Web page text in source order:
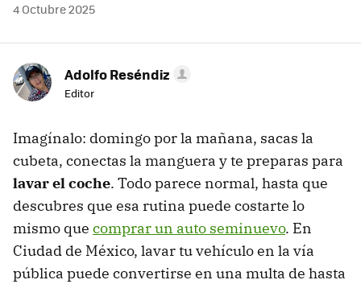
4 Octubre 2025
Adolfo Reséndiz
Editor
Imagínalo: domingo por la mañana, sacas la
cubeta, conectas la manguera y te preparas para
lavar el coche. Todo parece normal, hasta que
descubres que esa rutina puede costarte lo
mismo que comprar un auto seminuevo. En
Ciudad de México, lavar tu vehículo en la vía
pública puede convertirse en una multa de hasta